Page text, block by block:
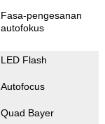
Fasa-pengesanan
autofokus
LED Flash
Autofocus
Quad Bayer